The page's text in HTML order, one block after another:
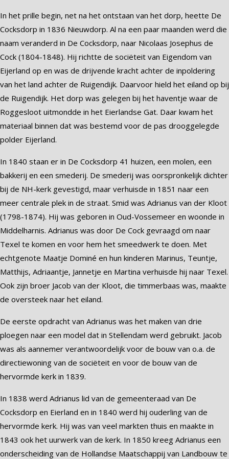
In het prille begin, net na het ontstaan van het dorp, heette De
Cocksdorp in 1836 Nieuwdorp. Al na een paar maanden werd die
naam veranderd in De Cocksdorp, naar Nicolaas Josephus de
Cock (1804-1848). Hij richtte de sociëteit van Eigendom van
Eijerland op en was de drijvende kracht achter de inpoldering
van het land achter de Ruigendijk. Daarvoor hield het eiland op bij
de Ruigendijk. Het dorp was gelegen bij het haventje waar de
Roggesloot uitmondde in het Eierlandse Gat. Daar kwam het
materiaal binnen dat was bestemd voor de pas drooggelegde
polder Eijerland.
In 1840 staan er in De Cocksdorp 41 huizen, een molen, een
bakkerij en een smederij. De smederij was oorspronkelijk dichter
bij de NH-kerk gevestigd, maar verhuisde in 1851 naar een
meer centrale plek in de straat. Smid was Adrianus van der Kloot
(1798-1874). Hij was geboren in Oud-Vossemeer en woonde in
Middelharnis. Adrianus was door De Cock gevraagd om naar
Texel te komen en voor hem het smeedwerk te doen. Met
echtgenote Maatje Dominé en hun kinderen Marinus, Teuntje,
Matthijs, Adriaantje, Jannetje en Martina verhuisde hij naar Texel.
Ook zijn broer Jacob van der Kloot, die timmerbaas was, maakte
de oversteek naar het eiland.
De eerste opdracht van Adrianus was het maken van drie
ploegen naar een model dat in Stellendam werd gebruikt. Jacob
was als aannemer verantwoordelijk voor de bouw van o.a. de
directiewoning van de sociëteit en voor de bouw van de
hervormde kerk in 1839.
In 1838 werd Adrianus lid van de gemeenteraad van De
Cocksdorp en Eierland en in 1840 werd hij ouderling van de
hervormde kerk. Hij was van veel markten thuis en maakte in
1843 ook het uurwerk van de kerk. In 1850 kreeg Adrianus een
onderscheiding van de Hollandse Maatschappij van Landbouw te